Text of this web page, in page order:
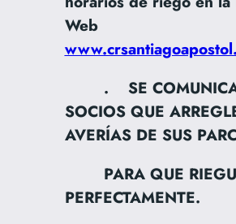
Web
. SE COMUNICA
SOCIOS QUE
AVERÍAS DE SUS
PARA QUE
PERFECTAMENTE.